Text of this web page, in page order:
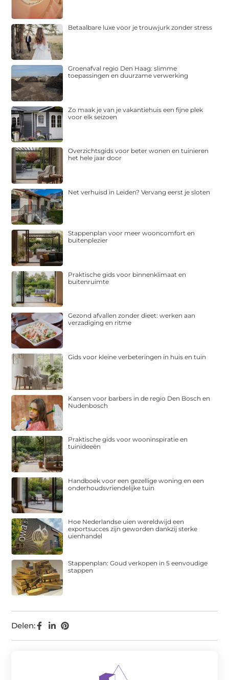
Delen:
Betaalbare luxe voor je trouwjurk zonder stress
Groenafval regio Den Haag: slimme
toepassingen en duurzame verwerking
Zo maak je van je vakantiehuis een fijne plek
voor elk seizoen
Overzichtsgids voor beter wonen en tuinieren
het hele jaar door
Net verhuisd in Leiden? Vervang eerst je sloten
Stappenplan voor meer wooncomfort en
buitenplezier
Praktische gids voor binnenklimaat en
buitenruimte
Gezond afvallen zonder dieet: werken aan
verzadiging en ritme
Gids voor kleine verbeteringen in huis en tuin
Kansen voor barbers in de regio Den Bosch en
Nudenbosch
Praktische gids voor wooninspiratie en
tuinideeën
Handboek voor een gezellige woning en een
onderhoudsvriendelijke tuin
Hoe Nederlandse uien wereldwijd een
exportsucces zijn geworden dankzij sterke
uienhandel
Stappenplan: Goud verkopen in 5 eenvoudige
stappen